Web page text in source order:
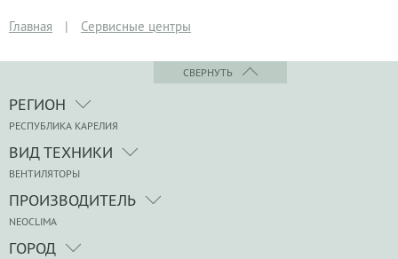
Главная | Сервисные центры
СВЕРНУТЬ
РЕГИОН
РЕСПУБЛИКА КАРЕЛИЯ
ВИД ТЕХНИКИ
ВЕНТИЛЯТОРЫ
ПРОИЗВОДИТЕЛЬ
NEOCLIMA
ГОРОД